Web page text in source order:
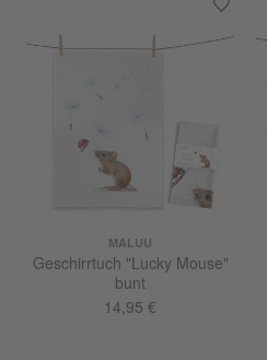
MALUU
Geschirrtuch "Lucky Mouse"
bunt
14,95 €